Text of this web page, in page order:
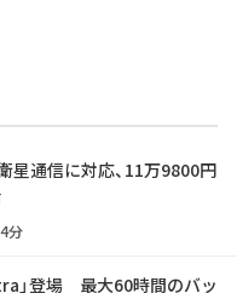
星通信に対応、11万9800円
分
」登場 最大60時間のバッ